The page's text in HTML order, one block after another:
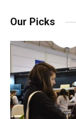
Our Picks